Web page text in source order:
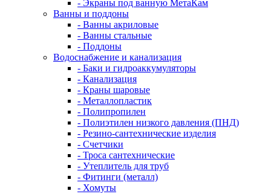
- Экраны под ванную МетаКам
Ванны и поддоны
- Ванны акриловые
- Ванны стальные
- Поддоны
Водоснабжение и канализация
- Баки и гидроаккумуляторы
- Канализация
- Краны шаровые
- Металлопластик
- Полипропилен
- Полиэтилен низкого давления (ПНД)
- Резино-сантехнические изделия
- Счетчики
- Троса сантехнические
- Утеплитель для труб
- Фитинги (металл)
- Хомуты